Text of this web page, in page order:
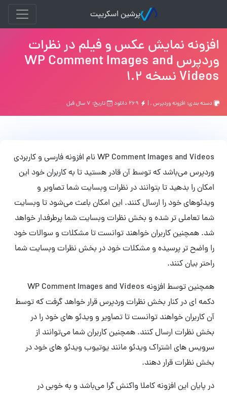
پرشین اسکریپت
افزونه نمایش عکس و فیلم در نظرات
وردپرس WP Comment Images and
Videos نسخه 1.2
دسته بندی: افزونه وردپرس, | تاریخ: ۷ سال قبل
WP Comment Images and Videos نام افزونه فارسی و کاربردی
وردپرس می‌باشد که توسط آن قادر هستید تا به کاربران خود این
امکان را بدهید تا بتوانند در نظرات وبسایت شما تصاویر و
ویدئوهای خود را ارسال کنند. این امکان باعث می‌شود تا وبسایت
شما تعاملی تر شده و بخش نظرات وبسایت شما پرطرفدار خواهد
شد. همچنین کاربران خواهند توانست تا مشکلات و سوالات خود
را واضح تر پرسیده و مشکلات خود در بخش نظرات وبسایت شما
راحتر بیان کنند.
همچنین توسط افزونه WP Comment Images and Videos
دکمه ای در کنار بخش نظرات وردپرس قرار خواهد گرفت که توسط
آن کاربران خواهند توانست تا تصاویر و ویدئو های خود را در
بخش نظرات ارسال کنند. همچنین کاربران شما می‌توانند از
سرویس های اشتراک ویدئو مانند یوتیوب ویدئو های خود در
بخش نظرات قرار دهند.
در پایان این افزونه کاملا واکنش گرا می‌باشد و به خوبی در